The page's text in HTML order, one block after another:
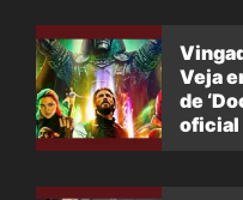
Veja
de
oficial